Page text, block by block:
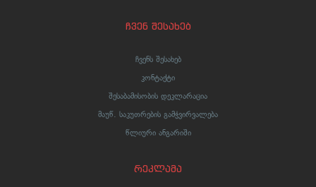
ჩვენ შესახებ
ჩვენს შესახებ
კონტაქტი
შესაბამისობის დეკლარაცია
მაუწ. საკუთრების გამჭვირვალება
წლიური ანგარიში
რეკლამა